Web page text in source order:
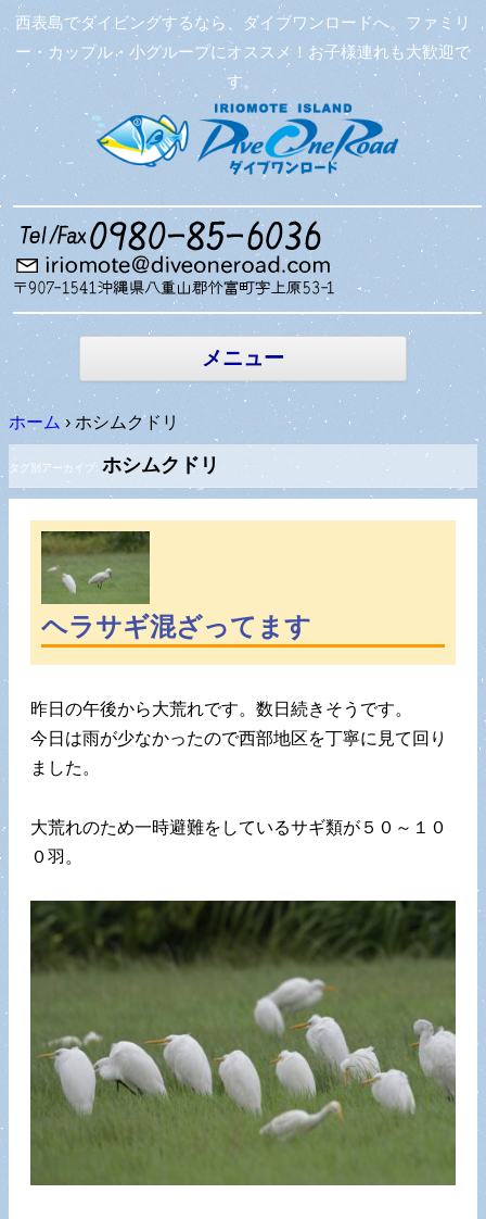
西表島でダイビングするなら、ダイブワンロードへ。ファミリ
ー・カップル・小グループにオススメ！お子様連れも大歓迎で
す。
メニュー
コンテン
ホーム › ホシムクドリ
タグ別アーカイブ: ホシムクドリ
ヘラサギ混ざってます
昨日の午後から大荒れです。数日続きそうです。
今日は雨が少なかったので西部地区を丁寧に見て回り
ました。
大荒れのため一時避難をしているサギ類が５０～１０
０羽。